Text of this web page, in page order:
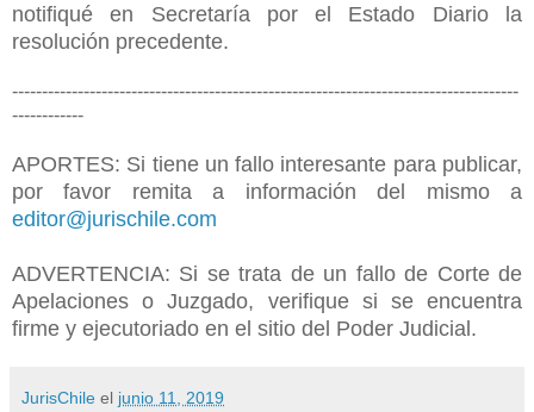
notifiqué en Secretaría por el Estado Diario la
resolución precedente.
-------------------------------------------------------------------------------------
------------
APORTES: Si tiene un fallo interesante para publicar,
por favor remita a información del mismo a
editor@jurischile.com
ADVERTENCIA: Si se trata de un fallo de Corte de
Apelaciones o Juzgado, verifique si se encuentra
firme y ejecutoriado en el sitio del Poder Judicial.
JurisChile el junio 11, 2019